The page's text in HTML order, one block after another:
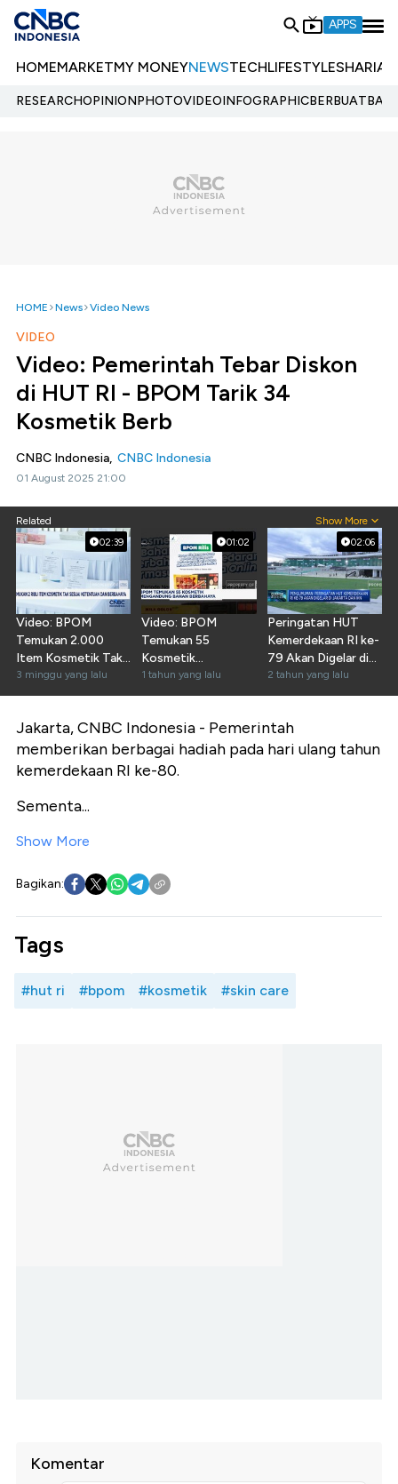
APPS
HOMEMARKETMY MONEYNEWSTECHLIFESTYLESHARIA
RESEARCHOPINIONPHOTOVIDEOINFOGRAPHIC
HOME News Video News
VIDEO
Video: Pemerintah Tebar Diskon
di HUT RI - BPOM Tarik 34
Kosmetik Berb
CNBC Indonesia, CNBC Indonesia
01 August 2025 21:00
Related Show More
02:39
Video: BPOM
Temukan 2.000
Item Kosmetik Tak
Sesuai Ketentuan
3 minggu yang lalu
01:02
Video: BPOM
Temukan 55
Kosmetik
Mengandung Bahan
Berbahaya
1 tahun yang lalu
02:06
Peringatan HUT
Kemerdekaan RI ke-
79 Akan Digelar di
Jakarta dan IKN
2 tahun yang lalu
Jakarta, CNBC Indonesia - Pemerintah
memberikan berbagai hadiah pada hari ulang tahun
kemerdekaan RI ke-80.
Sementa...
Show More
Bagikan:
Tags
#hut ri #bpom #kosmetik #skin care
Komentar